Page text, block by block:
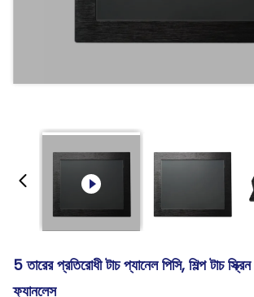
5 তারের প্রতিরোধী টাচ প্যানেল পিসি, শিল্প টাচ
ফ্যানলেস